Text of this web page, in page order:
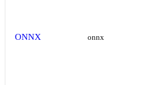
ONNX onnx